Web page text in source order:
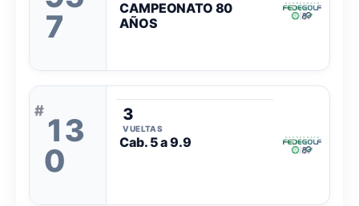
7
CAMPEONATO 80
AÑOS
#
13
0
Cab. 5 a 9.9
3
VUELTAS